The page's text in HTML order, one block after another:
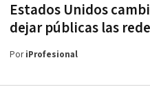
Estados Unidos
dejar públicas las
PoriProfesional